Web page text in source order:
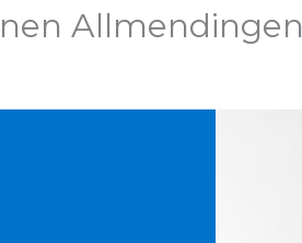
Allmendingen